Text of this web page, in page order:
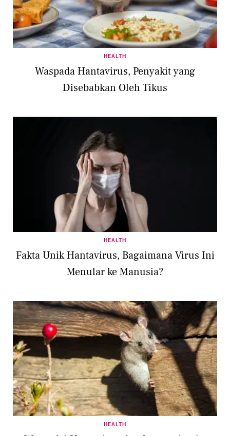
HEALTH
Waspada Hantavirus, Penyakit yang
Disebabkan Oleh Tikus
HEALTH
Fakta Unik Hantavirus, Bagaimana Virus Ini
Menular ke Manusia?
HEALTH